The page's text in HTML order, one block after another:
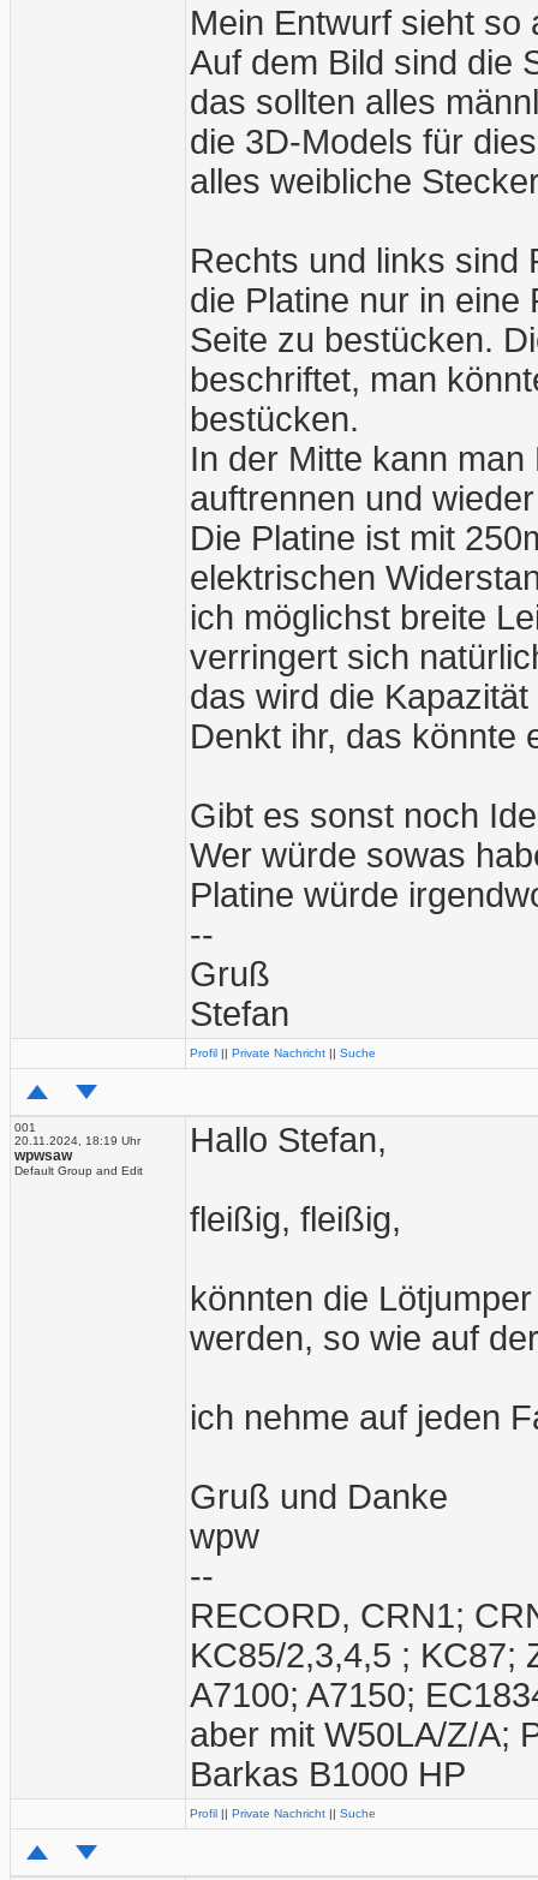
Mein Entwurf sieht so
Auf dem Bild sind die
das sollten alles
die 3D-Models für
alles weibliche
Rechts und links sind
die Platine nur in eine
Seite zu bestücken.
beschriftet, man
bestücken.
In der Mitte kann
auftrennen und
Die Platine ist mit
elektrischen
ich möglichst breite
verringert sich
das wird die
Denkt ihr, das könnte
Gibt es sonst noch
Wer würde sowas
Platine würde
--
Gruß
Stefan
Profil || Private Nachricht || Suche
001
20.11.2024, 18:19 Uhr
wpwsaw
Default Group and Edit
Hallo Stefan,
fleißig, fleißig,
könnten die
werden, so wie auf
ich nehme auf jeden
Gruß und Danke
wpw
--
RECORD, CRN1;
KC85/2,3,4,5 ; KC87;
A7100; A7150;
aber mit W50LA/Z/A;
Barkas B1000 HP
Profil || Private Nachricht || Suche